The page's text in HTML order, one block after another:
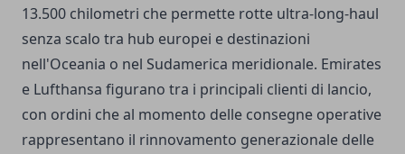
13.500 chilometri che permette rotte ultra-long-haul
senza scalo tra hub europei e destinazioni
nell'Oceania o nel Sudamerica meridionale. Emirates
e Lufthansa figurano tra i principali clienti di lancio,
con ordini che al momento delle consegne operative
rappresentano il rinnovamento generazionale delle